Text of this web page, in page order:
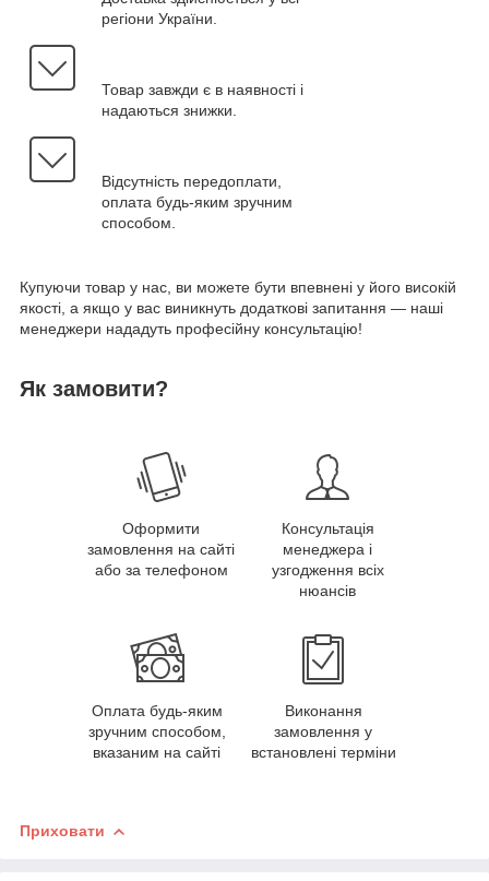
регіони України.
Товар завжди є в наявності і
надаються знижки.
Відсутність передоплати,
оплата будь-яким зручним
способом.
Купуючи товар у нас, ви можете бути впевнені у його високій
якості, а якщо у вас виникнуть додаткові запитання — наші
менеджери нададуть професійну консультацію!
Як замовити?
Оформити
замовлення на сайті
або за телефоном
Консультація
менеджера і
узгодження всіх
нюансів
Оплата будь-яким
зручним способом,
вказаним на сайті
Виконання
замовлення у
встановлені терміни
Приховати